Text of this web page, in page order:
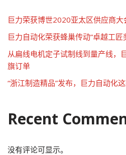
巨力荣获博世2020亚太区供应商
巨力自动化荣获蜂巢传动“卓越工匠
从扁线电机定子试制线到量产线，
旗订单
“浙江制造精品”发布，巨力自动化
Recent
没有评论可显示。